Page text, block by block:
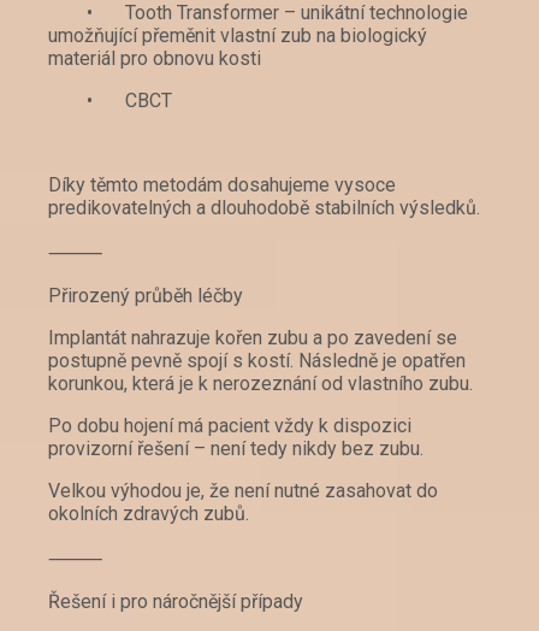
•
Tooth Transformer – unikátní technologie
umožňující přeměnit vlastní zub na biologický
materiál pro obnovu kosti
•
CBCT
Díky těmto metodám dosahujeme vysoce
predikovatelných a dlouhodobě stabilních výsledků.
⸻
Přirozený průběh léčby
Implantát nahrazuje kořen zubu a po zavedení se
postupně pevně spojí s kostí. Následně je opatřen
korunkou, která je k nerozeznání od vlastního zubu.
Po dobu hojení má pacient vždy k dispozici
provizorní řešení – není tedy nikdy bez zubu.
Velkou výhodou je, že není nutné zasahovat do
okolních zdravých zubů.
⸻
Řešení i pro náročnější případy